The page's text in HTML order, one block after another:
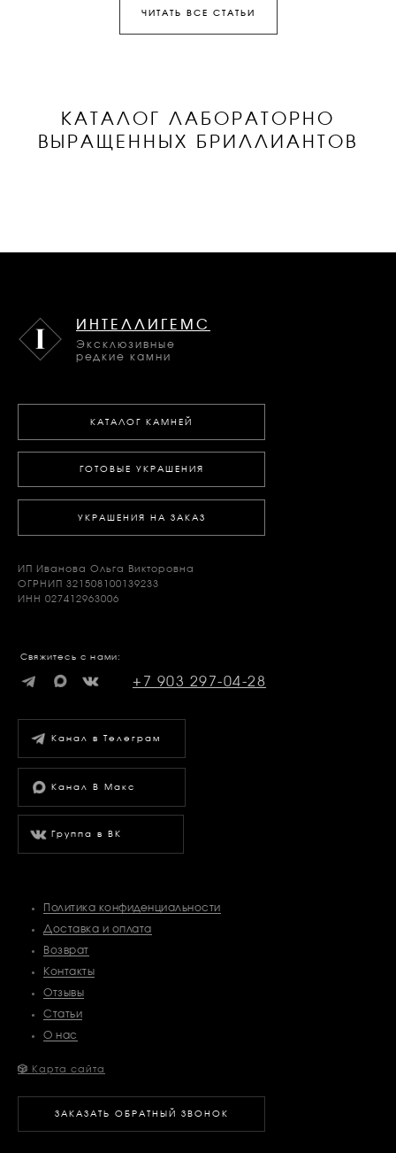
ЧИТАТЬ ВСЕ СТАТЬИ
КАТАЛОГ ЛАБОРАТОРНО
ВЫРАЩЕННЫХ БРИЛЛИАНТОВ
ЗАКАЗАТЬ ОБРАТНЫЙ ЗВОНОК
КАТАЛОГ КАМНЕЙ
УКРАШЕНИЯ НА ЗАКАЗ
ГОТОВЫЕ УКРАШЕНИЯ
Эксклюзивные
редкие камни
ИНТЕЛЛИГЕМС
Политика конфиденциальности
Доставка и оплата
Возврат
Контакты
Отзывы
Статьи
О нас
+7 903 297-04-28
Канал В Макс
Группа в ВК
Канал в Телеграм
Свяжитесь с нами:
🎲 Карта сайта
ИП Иванова Ольга Викторовна
ОГРНИП 321508100139233
ИНН 027412963006